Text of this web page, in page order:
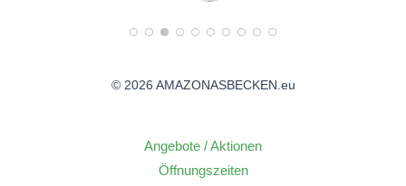
© 2026 AMAZONASBECKEN.eu
Angebote / Aktionen
Öffnungszeiten